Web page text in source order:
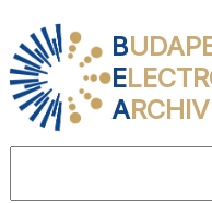
B
E
A